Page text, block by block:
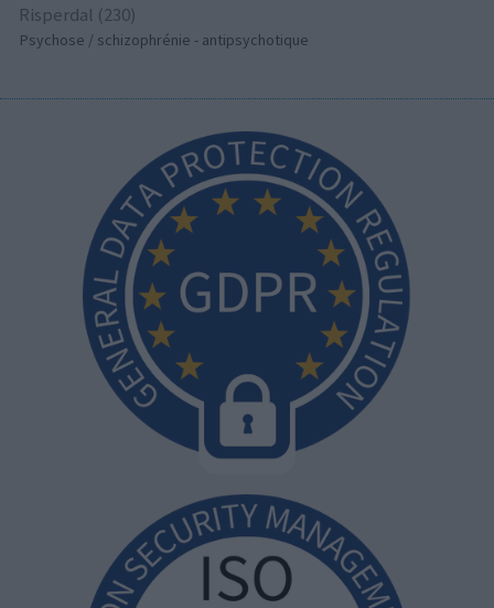
Risperdal (230)
Psychose / schizophrénie - antipsychotique